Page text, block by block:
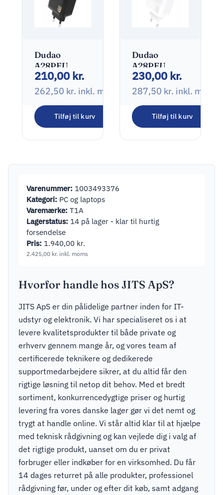
Dudao
A28PEU
Adapter
45Watt
2xUSB-C Sort
210,00 kr.
262,50 kr. inkl. moms
Tilføj til kurv
Dudao
A28PEU
Adapter
45Watt
2xUSB-C
Hvid
230,00 kr.
287,50 kr. inkl. moms
Tilføj til kurv
Varenummer: 1003493376
Kategori: PC og laptops
Varemærke: T1A
Lagerstatus: 14 på lager - klar til hurtig
forsendelse
Pris: 1.940,00 kr.
2.425,00 kr. inkl. moms
Hvorfor handle hos JITS ApS?
JITS ApS er din pålidelige partner inden for IT-
udstyr og elektronik. Vi har specialiseret os i at
levere kvalitetsprodukter til både private og
erhverv gennem mange år, og vores team af
certificerede teknikere og dedikerede
supportmedarbejdere sikrer, at du altid får den
rigtige løsning til netop dit behov. Med et bredt
sortiment, konkurrencedygtige priser og hurtig
levering fra vores danske lager gør vi det nemt og
trygt at handle online. Vi står altid klar til at hjælpe
med teknisk rådgivning og kan vejlede dig i valg af
det rigtige produkt, uanset om du er privat
forbruger eller indkøber for en virksomhed. Du får
14 dages returret på alle produkter, professionel
rådgivning før, under og efter dit køb, samt adgang